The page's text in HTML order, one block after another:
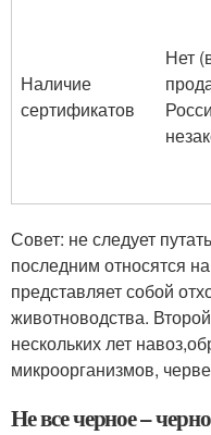
Наличие
сертификатов
Нет
Совет: не следует
последним относятся
представляет собой
животноводства.
нескольких лет
микроорганизмов,
Не все черное –